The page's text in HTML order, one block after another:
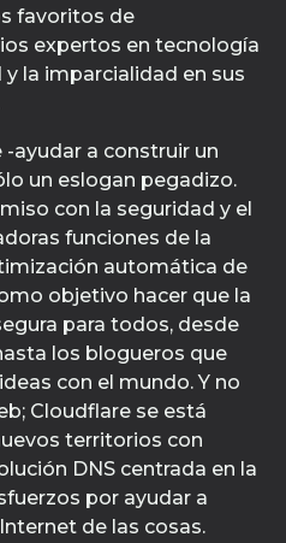
favoritos de
expertos en tecnología
la imparcialidad en sus
ayudar a construir un
un eslogan pegadizo.
con la seguridad y el
funciones de la
automática de
objetivo hacer que la
para todos, desde
los blogueros que
con el mundo. Y no
Cloudflare se está
territorios con
DNS centrada en la
por ayudar a
de las cosas.